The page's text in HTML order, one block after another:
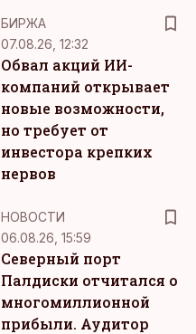
БИРЖА
07.08.26, 12:32
Обвал акций ИИ-
компаний открывает
новые возможности,
но требует от
инвестора крепких
нервов
НОВОСТИ
06.08.26, 15:59
Северный порт
Палдиски отчитался о
многомиллионной
прибыли. Аудитор